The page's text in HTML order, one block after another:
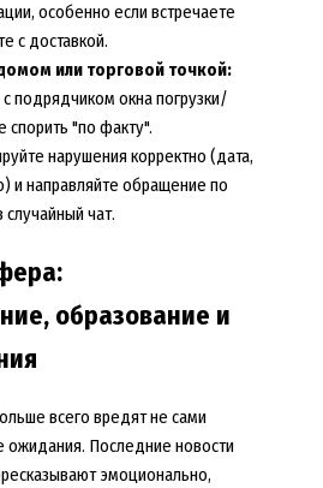
особенно если встречаете
с доставкой.
или торговой точкой:
с подрядчиком окна погрузки/
"по факту".
нарушения корректно (дата,
направляйте обращение по
чат.
образование и
всего вредят не сами
ожидания. Последние новости
эмоционально,